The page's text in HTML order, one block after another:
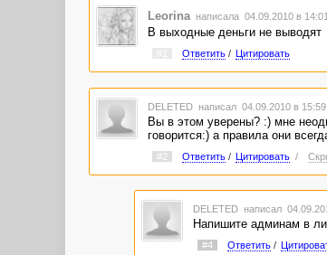
Leorina написала 04.09.2010 в 14:01
В выходные деньги не выводят
Ответить/ Цитировать
DELETED написал 04.09.2010 в 15:59
Вы в этом уверены? :) мне
говорится:) а правила они
#2 Ответить/ Цитировать /
DELETED написал
Напишите админам в
#4 Ответить/